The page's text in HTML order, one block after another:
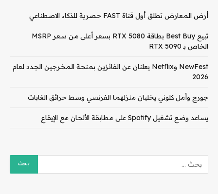
أرض المعارض تطلق أول قناة FAST حصرية للذكاء الاصطناعي
تبيع Best Buy بطاقة RTX 5080 بسعر أعلى من سعر MSRP
الخاص بـ RTX 5090
NewFest وNetflix يعلنان عن الفائزين بمنحة المخرجين الجدد لعام
2026
جورج وأمل كلوني يخليان منزلهما الفرنسي وسط حرائق الغابات
يساعد وضع تشغيل Spotify على مطابقة الألحان مع الإيقاع